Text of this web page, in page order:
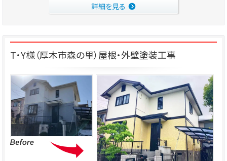
詳細を見る
T・Y様（厚木市森の里）屋根・外壁塗装工事